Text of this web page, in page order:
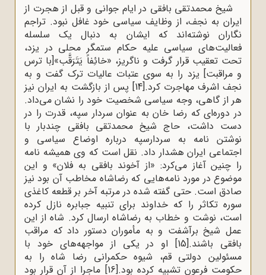
شیخ محمدتقی بافقی در ایام جوانی و قبل از هجرت از
ایران به نجف، از وظایف سیاسی خود غافل نبود. تراجم
نگاران نوشته‌اند که ایشان به دنبال یک سلسله
فعالیت‌های سیاسی علیه حکام ستمگر محلی در یزد،
تحت تعقیب قرار گرفت و ناگریز، «خائِفاً یَتَرَقَّب»[با ترس
و مراقبت] یزد را به سوی عتبات عالیات ترک گفت و به
نجف اشرف مهاجرت کرد.[14]
پس از بازگشت به ایران نیز
هر از گاهی، وجه سیاسی شخصیت خود را نشان می‌داد.
در دوره‌ای که رضا خان به عنوان سردار سپه، قدرت را در
دست داشت، حاج شیخ محمدتقی بافقی چندبار با
نوشتن نامه به سردارسپه درباره اوضاع سیاسی و
اجتماعی ایران هشدار داد. نقل است که وی همیشه نامه
را چنین آغاز می‌کرد: «از آخوند بافقی به فلان» و این
موضوع در مورد نامه‌هایی که رضاشاه مخاطب آن بود نیز
صادق است. حتی گفته شده در مرتبه آخر بر قطعه کاغذی
سوره تکاثر را که خداوند برای تنبیه جبابره نازل کرده
است، نوشت و خطاب به رضاشاه ارسال کرد. شاه از این
عمل شیخ برآشفت و به مأموران دستور داد که مراقب
بافقی باشند.[15]
او در یکی از مواجهه‌های خود با
مسئولین دولتی قم، شیوه حکمرانی رضا شاه را به
حکومت فرعون تشبیه کرده بود.[16]
ماجرا از آن قرار بود